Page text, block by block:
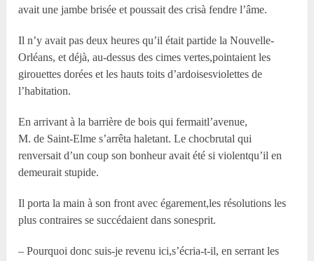
avait une jambe brisée et poussait des crisà fendre l’âme.
Il n’y avait pas deux heures qu’il était partide la Nouvelle-
Orléans, et déjà, au-dessus des cimes vertes,pointaient les
girouettes dorées et les hauts toits d’ardoisesviolettes de
l’habitation.
En arrivant à la barrière de bois qui fermaitl’avenue,
M. de Saint-Elme s’arrêta haletant. Le chocbrutal qui
renversait d’un coup son bonheur avait été si violentqu’il en
demeurait stupide.
Il porta la main à son front avec égarement,les résolutions les
plus contraires se succédaient dans sonesprit.
– Pourquoi donc suis-je revenu ici,s’écria-t-il, en serrant les